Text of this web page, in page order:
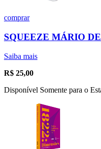
comprar
SQUEEZE MÁRIO
Saiba mais
R$ 25,00
Disponível Somente para o